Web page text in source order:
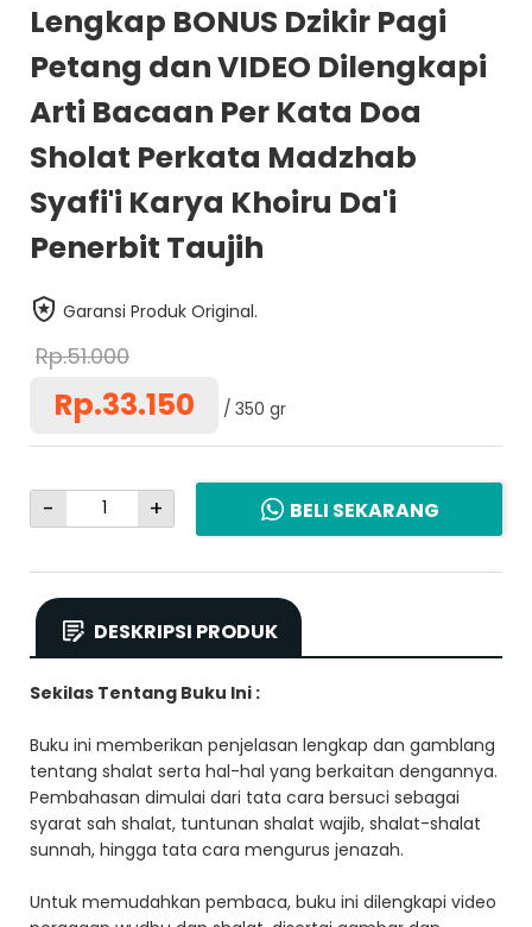
Lengkap BONUS Dzikir Pagi
Petang dan VIDEO Dilengkapi
Arti Bacaan Per Kata Doa
Sholat Perkata Madzhab
Syafi'i Karya Khoiru Da'i
Penerbit Taujih
Garansi Produk Original.
Rp.51.000
Rp.33.150 350 gr
- + BELI SEKARANG
DESKRIPSI PRODUK
Sekilas Tentang Buku Ini :
Buku ini memberikan penjelasan lengkap dan gamblang
tentang shalat serta hal-hal yang berkaitan dengannya.
Pembahasan dimulai dari tata cara bersuci sebagai
syarat sah shalat, tuntunan shalat wajib, shalat-shalat
sunnah, hingga tata cara mengurus jenazah.
Untuk memudahkan pembaca, buku ini dilengkapi video